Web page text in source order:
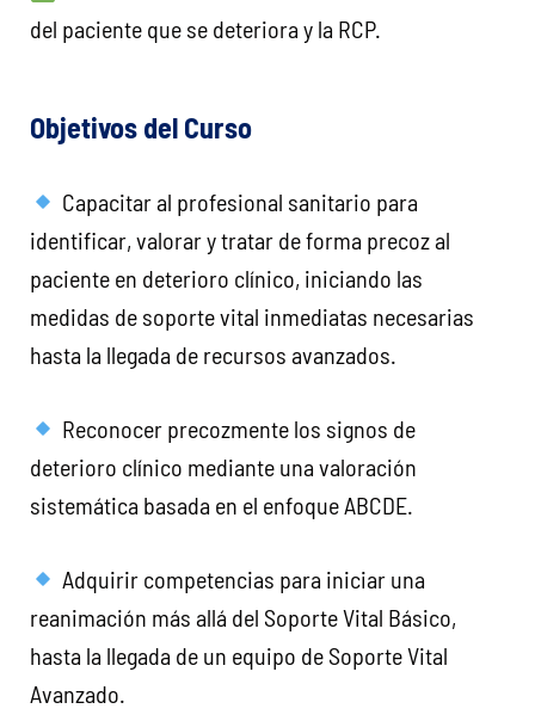
del paciente que se deteriora y la RCP.
Objetivos del Curso
Capacitar al profesional sanitario para
identificar, valorar y tratar de forma precoz al
paciente en deterioro clínico, iniciando las
medidas de soporte vital inmediatas necesarias
hasta la llegada de recursos avanzados.
Reconocer precozmente los signos de
deterioro clínico mediante una valoración
sistemática basada en el enfoque ABCDE.
Adquirir competencias para iniciar una
reanimación más allá del Soporte Vital Básico,
hasta la llegada de un equipo de Soporte Vital
Avanzado.